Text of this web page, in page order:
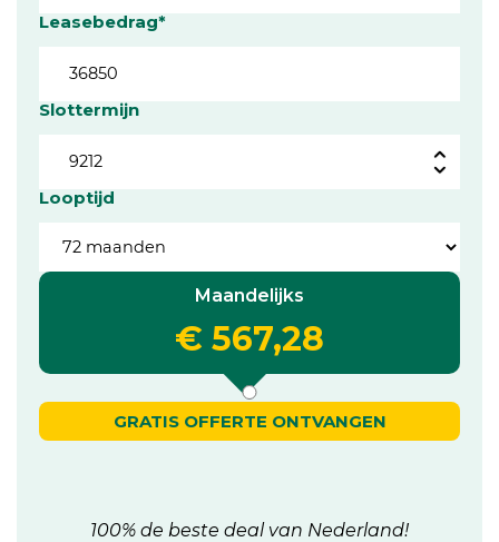
Leasebedrag*
Slottermijn
Looptijd
Maandelijks
€ 567,28
GRATIS OFFERTE ONTVANGEN
100% de beste deal van Nederland!